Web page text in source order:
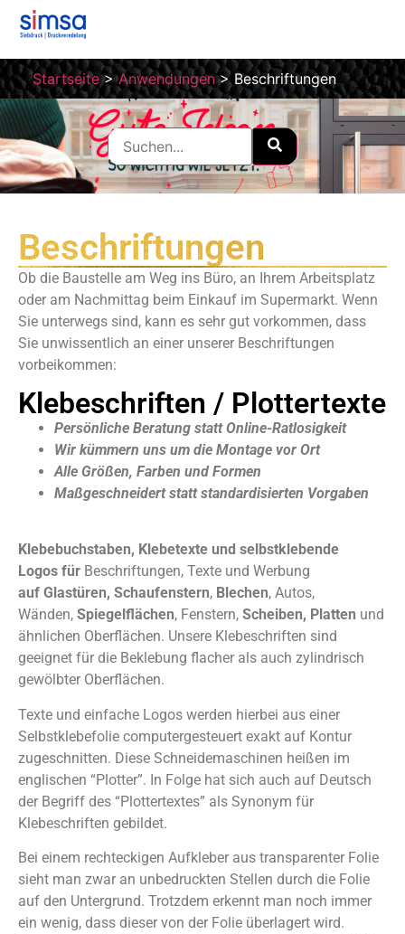
Startseite>Anwendungen> Beschriftungen
Beschriftungen
Ob die Baustelle am Weg ins Büro, an Ihrem Arbeitsplatz
oder am Nachmittag beim Einkauf im Supermarkt. Wenn
Sie unterwegs sind, kann es sehr gut vorkommen, dass
Sie unwissentlich an einer unserer Beschriftungen
vorbeikommen:
Klebeschriften / Plottertexte
Persönliche Beratung statt Online-Ratlosigkeit
Wir kümmern uns um die Montage vor Ort
Alle Größen, Farben und Formen
Maßgeschneidert statt standardisierten Vorgaben
Klebebuchstaben, Klebetexte und selbstklebende
Logos für Beschriftungen, Texte und Werbung
auf Glastüren, Schaufenstern, Blechen, Autos,
Wänden, Spiegelflächen, Fenstern, Scheiben, Platten und
ähnlichen Oberflächen. Unsere Klebeschriften sind
geeignet für die Beklebung flacher als auch zylindrisch
gewölbter Oberflächen.
Texte und einfache Logos werden hierbei aus einer
Selbstklebefolie computergesteuert exakt auf Kontur
zugeschnitten. Diese Schneidemaschinen heißen im
englischen “Plotter”. In Folge hat sich auch auf Deutsch
der Begriff des “Plottertextes” als Synonym für
Klebeschriften gebildet.
Bei einem rechteckigen Aufkleber aus transparenter Folie
sieht man zwar an unbedruckten Stellen durch die Folie
auf den Untergrund. Trotzdem erkennt man noch immer
ein wenig, dass dieser von der Folie überlagert wird.